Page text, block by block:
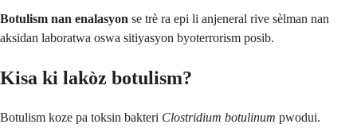
Botulism nan enalasyon se trè ra epi li anjeneral rive sèlman nan
aksidan laboratwa oswa sitiyasyon byoterrorism posib.
Kisa ki lakòz botulism?
Botulism koze pa toksin bakteri Clostridium botulinum pwodui.